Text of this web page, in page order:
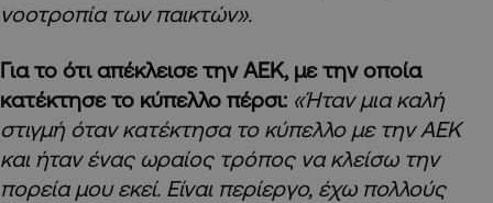
νοοτροπία των παικτών».
Για το ότι απέκλεισε την ΑΕΚ, με την οποία
κατέκτησε το κύπελλο πέρσι: «Ήταν μια καλή
στιγμή όταν κατέκτησα το κύπελλο με την ΑΕΚ
και ήταν ένας ωραίος τρόπος να κλείσω την
πορεία μου εκεί. Είναι περίεργο, έχω πολλούς